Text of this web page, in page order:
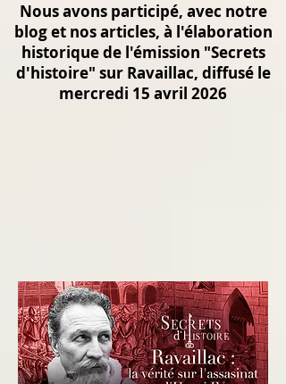
Nous avons participé, avec notre
blog et nos articles, à l'élaboration
historique de l'émission "Secrets
d'histoire" sur Ravaillac, diffusé le
mercredi 15 avril 2026